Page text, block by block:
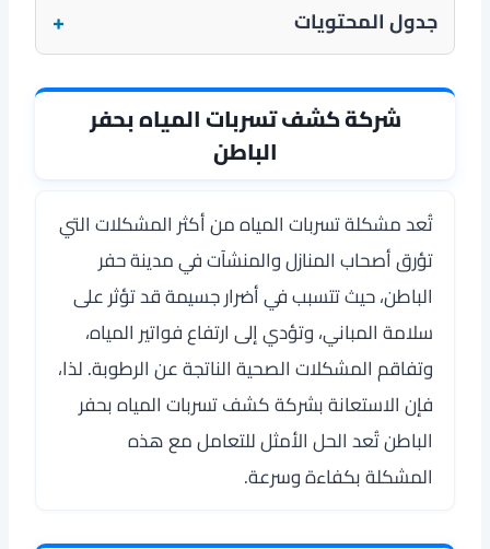
جدول المحتويات +
شركة كشف تسربات المياه بحفر
الباطن
تُعد مشكلة تسربات المياه من أكثر المشكلات التي
تؤرق أصحاب المنازل والمنشآت في مدينة حفر
الباطن، حيث تتسبب في أضرار جسيمة قد تؤثر على
سلامة المباني، وتؤدي إلى ارتفاع فواتير المياه،
وتفاقم المشكلات الصحية الناتجة عن الرطوبة. لذا،
فإن الاستعانة بشركة كشف تسربات المياه بحفر
الباطن تُعد الحل الأمثل للتعامل مع هذه
المشكلة بكفاءة وسرعة.